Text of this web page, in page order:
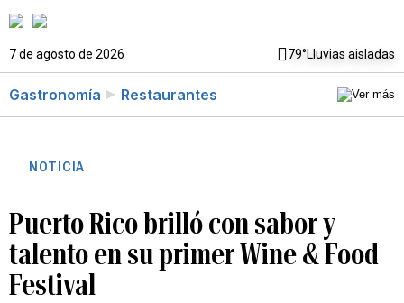
7 de agosto de 2026 79°Lluvias aisladas
Gastronomía Restaurantes
NOTICIA
Puerto Rico brilló con sabor y
talento en su primer Wine & Food
Festival